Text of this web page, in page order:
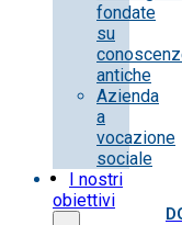
fondate
su
antiche
Azienda
a
vocazione
sociale
I nostri
obiettivi